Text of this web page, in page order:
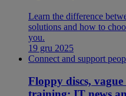
Learn the difference
solutions and how to
you.
19 gru 2025
Connect and support
Floppy discs,